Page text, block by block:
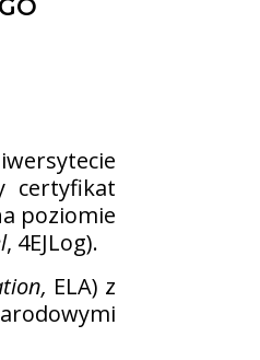
certyfikat
poziomie
, 4EJLog).
ELA) z